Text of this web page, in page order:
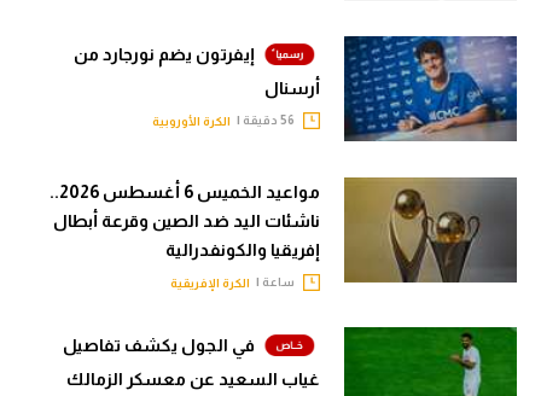
إيفرتون يضم نورجارد من
أرسنال
الكرة الأوروبية
مواعيد الخميس 6 أغسطس 2026..
ناشئات اليد ضد الصين وقرعة أبطال
إفريقيا والكونفدرالية
ساعة | الكرة الإفريقية
في الجول يكشف تفاصيل
غياب السعيد عن معسكر الزمالك